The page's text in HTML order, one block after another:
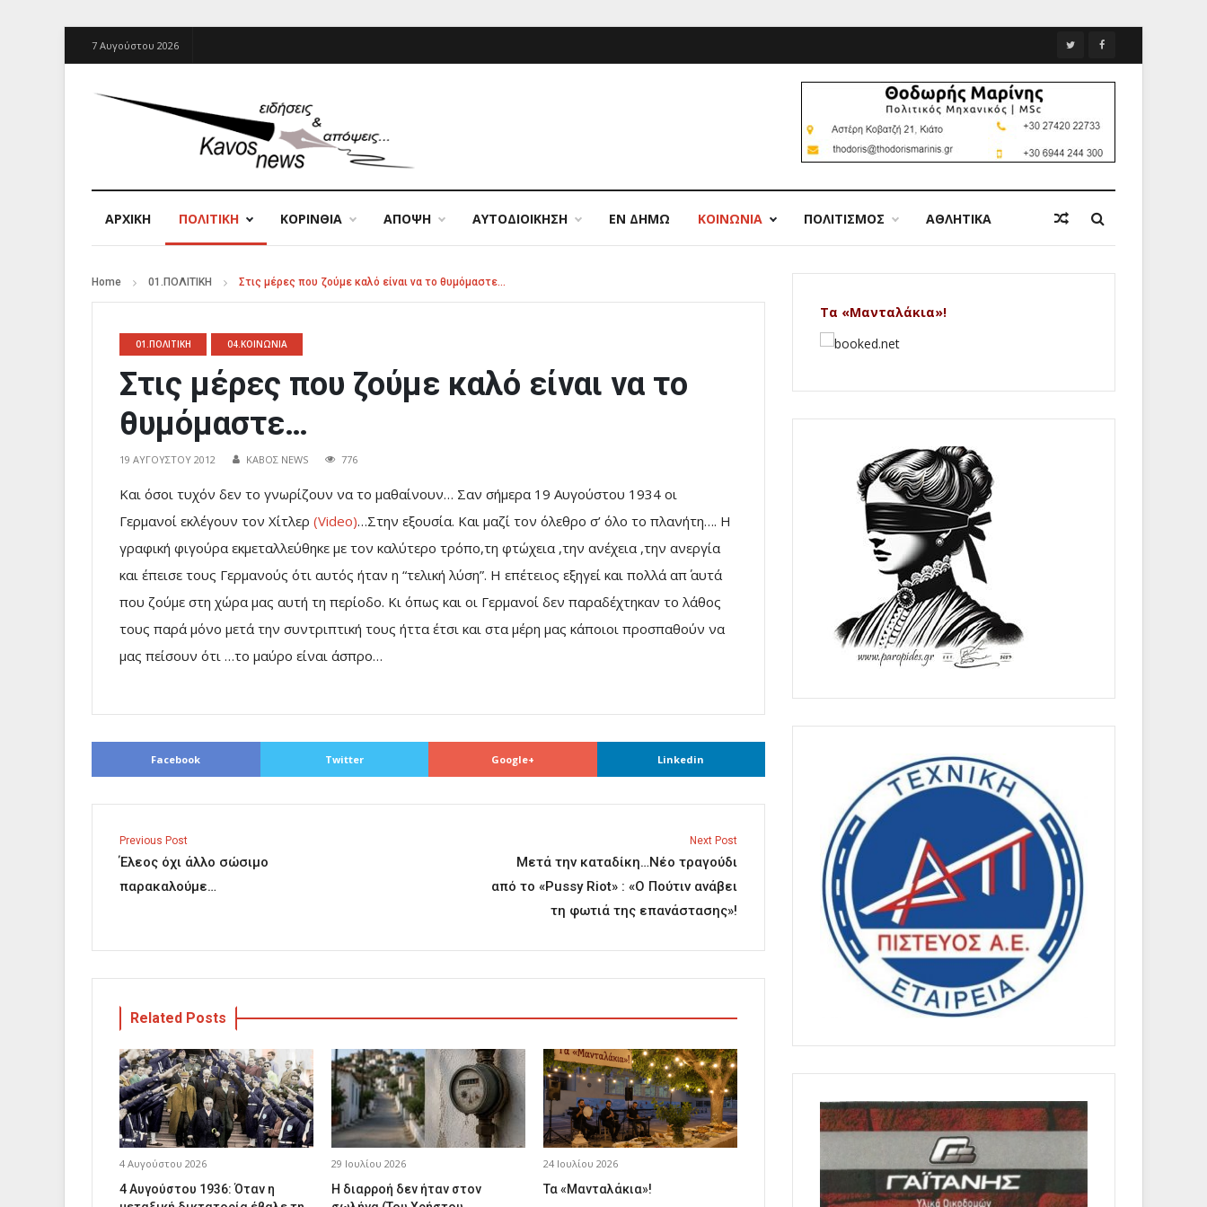
7 Αυγούστου 2026
ΑΡΧΙΚΉ ΠΟΛΙΤΙΚΗ ΚΟΡΙΝΘΙΑ ΑΠΟΨΗ ΑΥΤΟΔΙΟΙΚΗΣΗ ΕΝ ΔΗΜΩ ΚΟΙΝΩΝΙΑ ΠΟΛΙΤΙΣΜΟΣ ΑΘΛΗΤΙΚΑ
Home 01.ΠΟΛΙΤΙΚΗ Στις μέρες που ζούμε καλό είναι να το θυμόμαστε…
01.ΠΟΛΙΤΙΚΗ 04.ΚΟΙΝΩΝΙΑ
Στις μέρες που ζούμε καλό είναι να το
θυμόμαστε…
19 ΑΥΓΟΎΣΤΟΥ 2012 ΚΑΒΟΣ NEWS 776
Και όσοι τυχόν δεν το γνωρίζουν να το μαθαίνουν… Σαν σήμερα 19 Αυγούστου 1934 οι
Γερμανοί εκλέγουν τον Χίτλερ (Video)…Στην εξουσία. Και μαζί τον όλεθρο σ’ όλο το πλανήτη…. Η
γραφική φιγούρα εκμεταλλεύθηκε με τον καλύτερο τρόπο,τη φτώχεια ,την ανέχεια ,την ανεργία
και έπεισε τους Γερμανούς ότι αυτός ήταν η “τελική λύση”. Η επέτειος εξηγεί και πολλά απ΄ αυτά
που ζούμε στη χώρα μας αυτή τη περίοδο. Κι όπως και οι Γερμανοί δεν παραδέχτηκαν το λάθος
τους παρά μόνο μετά την συντριπτική τους ήττα έτσι και στα μέρη μας κάποιοι προσπαθούν να
μας πείσουν ότι …το μαύρο είναι άσπρο…
Facebook Twitter Google+ Linkedin
Previous Post
Έλεος όχι άλλο σώσιμο
παρακαλούμε…
Next Post
Μετά την καταδίκη…Νέο τραγούδι
από το «Pussy Riot» : «Ο Πούτιν ανάβει
τη φωτιά της επανάστασης»!
Related Posts
4 Αυγούστου 2026
4 Αυγούστου 1936: Όταν η
29 Ιουλίου 2026
Η διαρροή δεν ήταν στον
24 Ιουλίου 2026
Τα «Μανταλάκια»!
Τα «Μανταλάκια»!